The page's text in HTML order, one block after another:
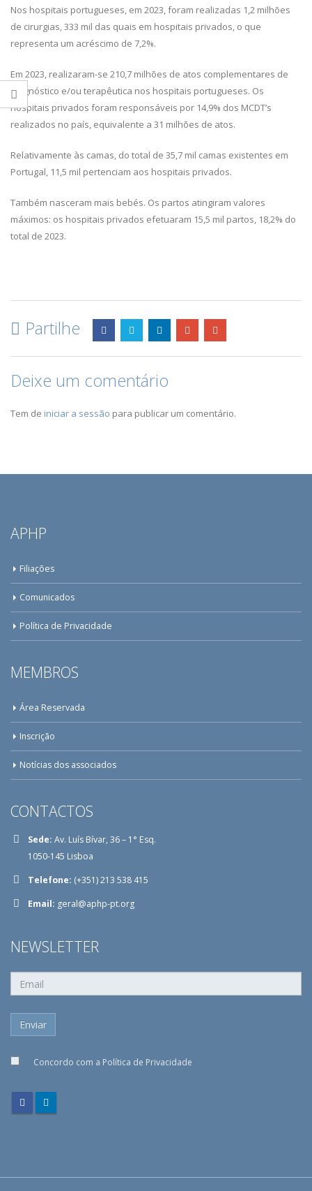
Nos hospitais portugueses, em 2023, foram realizadas 1,2 milhões
de cirurgias, 333 mil das quais em hospitais privados, o que
representa um acréscimo de 7,2%.
Em 2023, realizaram-se 210,7 milhões de atos complementares de
diagnóstico e/ou terapêutica nos hospitais portugueses. Os
hospitais privados foram responsáveis por 14,9% dos MCDT’s
realizados no país, equivalente a 31 milhões de atos.
Relativamente às camas, do total de 35,7 mil camas existentes em
Portugal, 11,5 mil pertenciam aos hospitais privados.
Também nasceram mais bebés. Os partos atingiram valores
máximos: os hospitais privados efetuaram 15,5 mil partos, 18,2% do
total de 2023.
Partilhe
Deixe um comentário
Tem de iniciar a sessão para publicar um comentário.
APHP
Filiações
Comunicados
Política de Privacidade
MEMBROS
Área Reservada
Inscrição
Notícias dos associados
CONTACTOS
Sede: Av. Luís Bívar, 36 – 1° Esq.
1050-145 Lisboa
Telefone: (+351) 213 538 415
Email: geral@aphp-pt.org
NEWSLETTER
Concordo com a Política de Privacidade